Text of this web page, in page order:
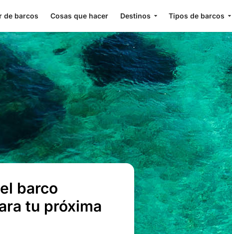
de barcos Cosas que hacer Destinos Tipos de barcos
barco
tu próxima